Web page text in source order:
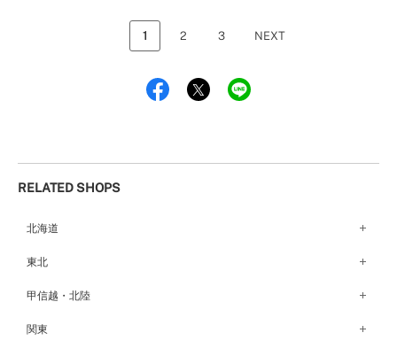
1 2 3 NEXT
RELATED SHOPS
北海道
札幌店（134）
東北
弘前パークホテル店（180）
甲信越・北陸
甲府店（63）
関東